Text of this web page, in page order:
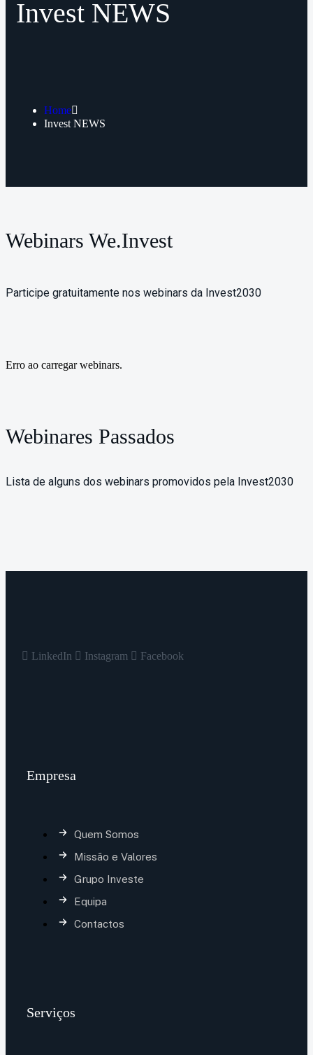
Invest NEWS
Home
Invest NEWS
Webinars We.Invest
Participe gratuitamente nos webinars da Invest2030
Erro ao carregar webinars.
Webinares Passados
Lista de alguns dos webinars promovidos pela Invest2030
LinkedIn Instagram Facebook
Empresa
Quem Somos
Missão e Valores
Grupo Investe
Equipa
Contactos
Serviços